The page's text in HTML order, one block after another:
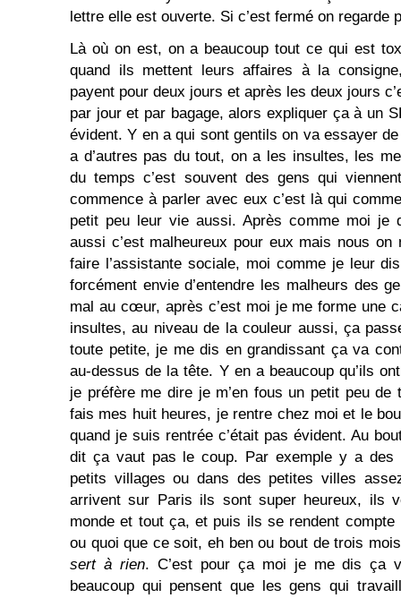
lettre elle est ouverte. Si c’est fermé on regarde
Là où on est, on a beaucoup tout ce qui est
quand ils mettent leurs affaires à la
payent pour deux jours et après les deux jours
par jour et par bagage, alors expliquer ça à un
évident. Y en a qui sont gentils on va essayer
a d’autres pas du tout, on a les insultes, les
du temps c’est souvent des gens qui
commence à parler avec eux c’est là qui
petit peu leur vie aussi. Après comme moi je
aussi c’est malheureux pour eux mais nous on
faire l’assistante sociale, moi comme je leur
forcément envie d’entendre les malheurs des
mal au cœur, après c’est moi je me forme une
insultes, au niveau de la couleur aussi, ça
toute petite, je me dis en grandissant ça va
au-dessus de la tête. Y en a beaucoup qu’ils
je préfère me dire je m’en fous un petit peu
fais mes huit heures, je rentre chez moi et le
quand je suis rentrée c’était pas évident. Au
dit ça vaut pas le coup. Par exemple y a des
petits villages ou dans des petites villes
arrivent sur Paris ils sont super heureux, ils
monde et tout ça, et puis ils se rendent compte
ou quoi que ce soit, eh ben ou bout de trois
sert à rien. C’est pour ça moi je me dis ça
beaucoup qui pensent que les gens qui